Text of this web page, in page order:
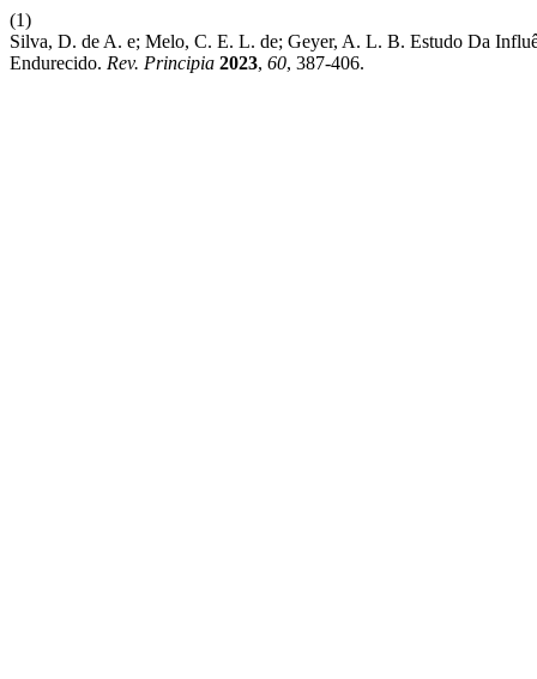
(1)
Silva, D. de A. e; Melo, C. E. L. de; Geyer, A. L. B. Estudo Da
Endurecido. Rev. Principia 2023, 60, 387-406.